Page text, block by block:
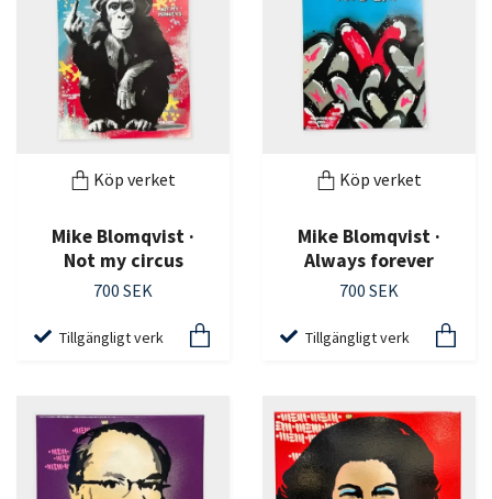
Köp verket
Mike Blomqvist ·
Not my circus
700 SEK
Tillgängligt verk
Köp verket
Mike Blomqvist ·
Always forever
700 SEK
Tillgängligt verk